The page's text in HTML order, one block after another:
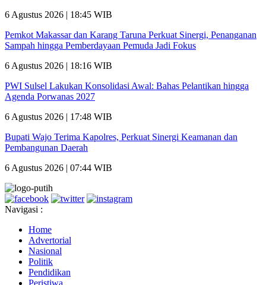
6 Agustus 2026 | 18:45 WIB
Pemkot Makassar dan Karang Taruna Perkuat Sinergi, Penanganan
Sampah hingga Pemberdayaan Pemuda Jadi Fokus
6 Agustus 2026 | 18:16 WIB
PWI Sulsel Lakukan Konsolidasi Awal: Bahas Pelantikan hingga
Agenda Porwanas 2027
6 Agustus 2026 | 17:48 WIB
Bupati Wajo Terima Kapolres, Perkuat Sinergi Keamanan dan
Pembangunan Daerah
6 Agustus 2026 | 07:44 WIB
Navigasi :
Home
Advertorial
Nasional
Politik
Pendidikan
Peristiwa